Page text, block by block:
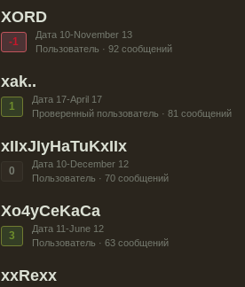
XORD
-1
Дата 10-November 13
Пользователь · 92 сообщений
xak..
1
Дата 17-April 17
Проверенный пользователь · 81 сообщений
xIIxJIyHaTuKxIIx
0
Дата 10-December 12
Пользователь · 70 сообщений
Xo4yCeKaCa
3
Дата 11-June 12
Пользователь · 63 сообщений
xxRexx